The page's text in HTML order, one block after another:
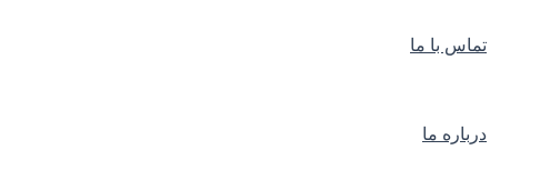
تماس با ما
درباره ما